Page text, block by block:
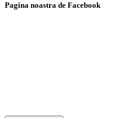
Pagina noastra de Facebook